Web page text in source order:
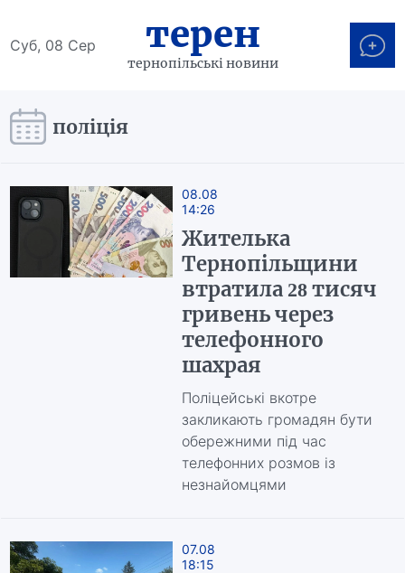
Суб, 08 Сер терен
тернопільські новини
поліція
08.08
14:26
Жителька
Тернопільщини
втратила 28 тисяч
гривень через
телефонного
шахрая
Поліцейські вкотре
закликають громадян бути
обережними під час
телефонних розмов із
незнайомцями
07.08
18:15